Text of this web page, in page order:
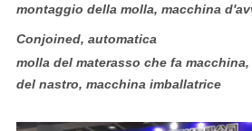
montaggio della molla, macchina
Conjoined, automatica
molla del materasso che fa
del nastro, macchina imballatrice